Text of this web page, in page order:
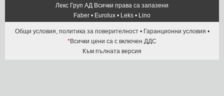
Лекс Груп АД Всички права са запазени
Faber • Eurolux • Leks • Lino
Общи условия, политика за поверителност• Гаранционни условия •
*Всички цени са с включен ДДС
Към пълната версия